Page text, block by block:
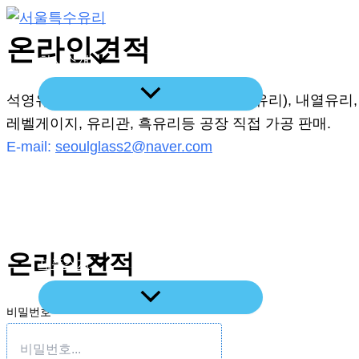
콘
텐
츠
건
너
뛰
회사소개
제품소개
온라인견적
석영유리 강화유리, 벽난로유리(세라믹유리), 내열유리,
레벨게이지, 유리관, 흑유리등 공장 직접 가공 판매.
E-mail: seoulglass2@naver.com
온라인견적
비밀번호